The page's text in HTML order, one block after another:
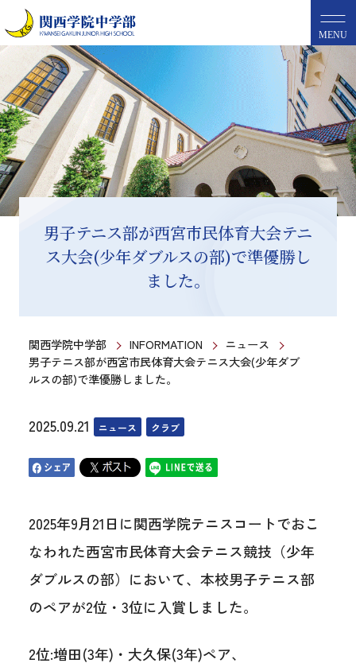
MENU
男子テニス部が西宮市民体育大会テニ
ス大会(少年ダブルスの部)で準優勝し
ました。
関西学院中学部 INFORMATION
ニュース
男子テニス部が西宮市民体育大会テニス大会(少年ダブ
ルスの部)で準優勝しました。
2025.09.21 ニュース クラブ
2025年9月21日に関西学院テニスコートでおこ
なわれた西宮市民体育大会テニス競技（少年
ダブルスの部）において、本校男子テニス部
のペアが2位・3位に入賞しました。
2位:増田(3年)・大久保(3年)ペア、